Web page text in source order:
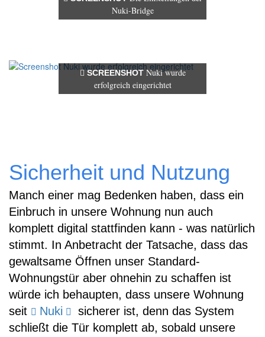
Nuki-Bridge
SCREENSHOT Nuki wurde
erfolgreich eingerichtet
Sicherheit und Nutzung
Manch einer mag Bedenken haben, dass ein
Einbruch in unsere Wohnung nun auch
komplett digital stattfinden kann - was natürlich
stimmt. In Anbetracht der Tatsache, dass das
gewaltsame Öffnen unser Standard-
Wohnungstür aber ohnehin zu schaffen ist
würde ich behaupten, dass unsere Wohnung
seit
Nuki
sicherer ist, denn das System
schließt die Tür komplett ab, sobald unsere